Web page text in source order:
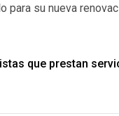
para su nueva
que prestan